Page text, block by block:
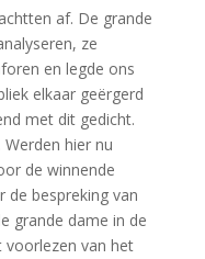
af. De grande
ze
en legde ons
elkaar geërgerd
met dit gedicht.
hier nu
de winnende
de bespreking van
grande dame in de
van het